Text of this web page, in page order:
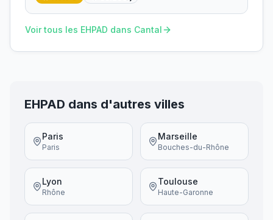
Voir tous les EHPAD dans Cantal
EHPAD dans d'autres villes
Paris
Paris
Marseille
Bouches-du-Rhône
Lyon
Rhône
Toulouse
Haute-Garonne